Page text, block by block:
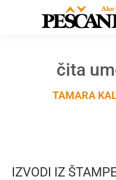
čita
TAMARA
IZVODI IZ